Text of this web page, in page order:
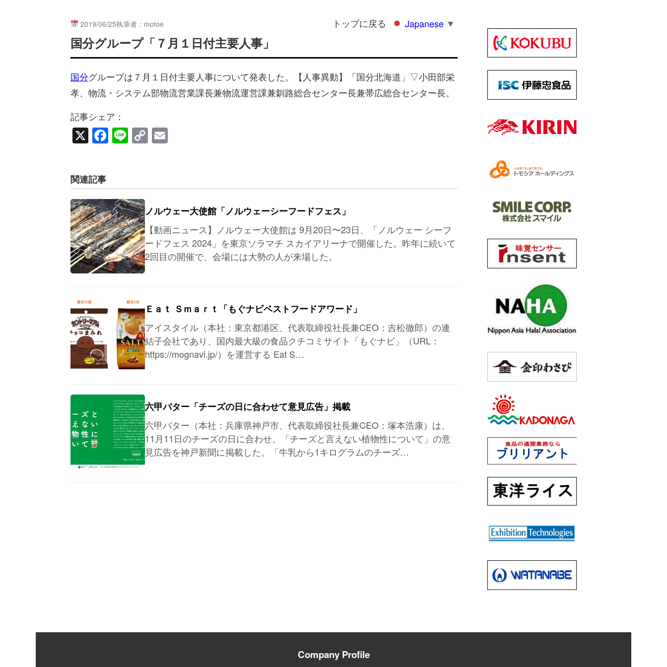
2019/06/25執筆者：motoe トップに戻る Japanese ▼
国分グループ「７月１日付主要人事」
国分グループは７月１日付主要人事について発表した。【人事異動】「国分北海道」▽小田部栄
孝、物流・システム部物流営業課長兼物流運営課兼釧路総合センター長兼帯広総合センター長。
記事シェア：
X Facebook
LineCopy
関連記事
ノルウェー大使館「ノルウェーシーフードフェス」
【動画ニュース】ノルウェー大使館は 9月20日〜23日、「ノルウェー シーフ
ードフェス 2024」を東京ソラマチ スカイアリーナで開催した。昨年に続いて
2回目の開催で、会場には大勢の人が来場した。
Ｅａｔ Ｓｍａｒｔ「もぐナビベストフードアワード」
アイスタイル（本社：東京都港区、代表取締役社長兼CEO：吉松徹郎）の連
結子会社であり、国内最大級の食品クチコミサイト「もぐナビ」（URL：
https://mognavi.jp/）を運営する Eat S…
六甲バター「チーズの日に合わせて意見広告」掲載
六甲バター（本社：兵庫県神戸市、代表取締役社長兼CEO：塚本浩康）は、
11月11日のチーズの日に合わせ、「チーズと言えない植物性について」の意
見広告を神戸新聞に掲載した。「牛乳から1キログラムのチーズ…
Company Profile